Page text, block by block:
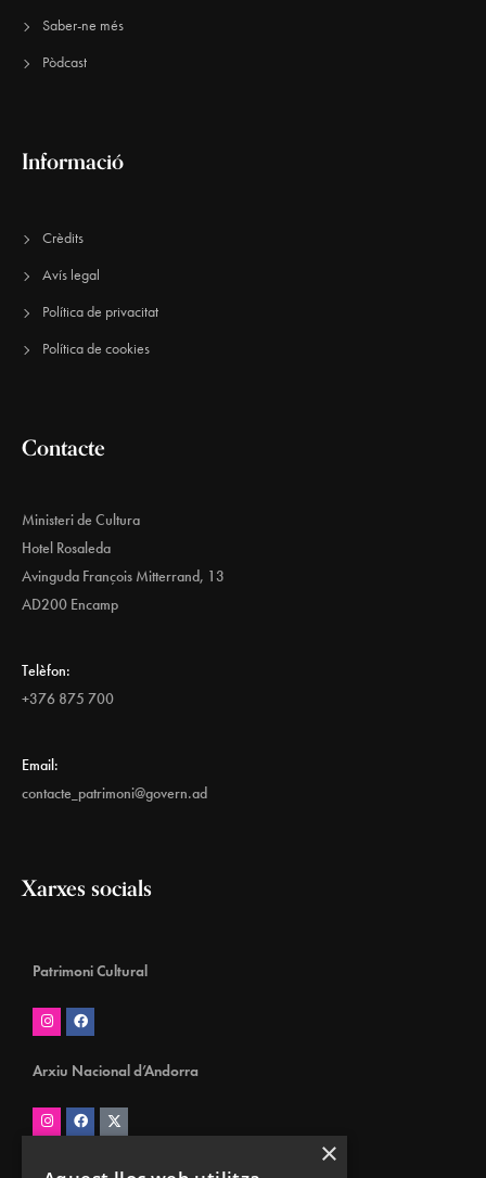
Saber-ne més
Pòdcast
Informació
Crèdits
Avís legal
Política de privacitat
Política de cookies
Contacte
Ministeri de Cultura
Hotel Rosaleda
Avinguda François Mitterrand, 13
AD200 Encamp
Telèfon:
+376 875 700
Email:
contacte_patrimoni@govern.ad
Xarxes socials
Patrimoni Cultural
Arxiu Nacional d’Andorra
Biblioteca Nacional d’Andorra
×